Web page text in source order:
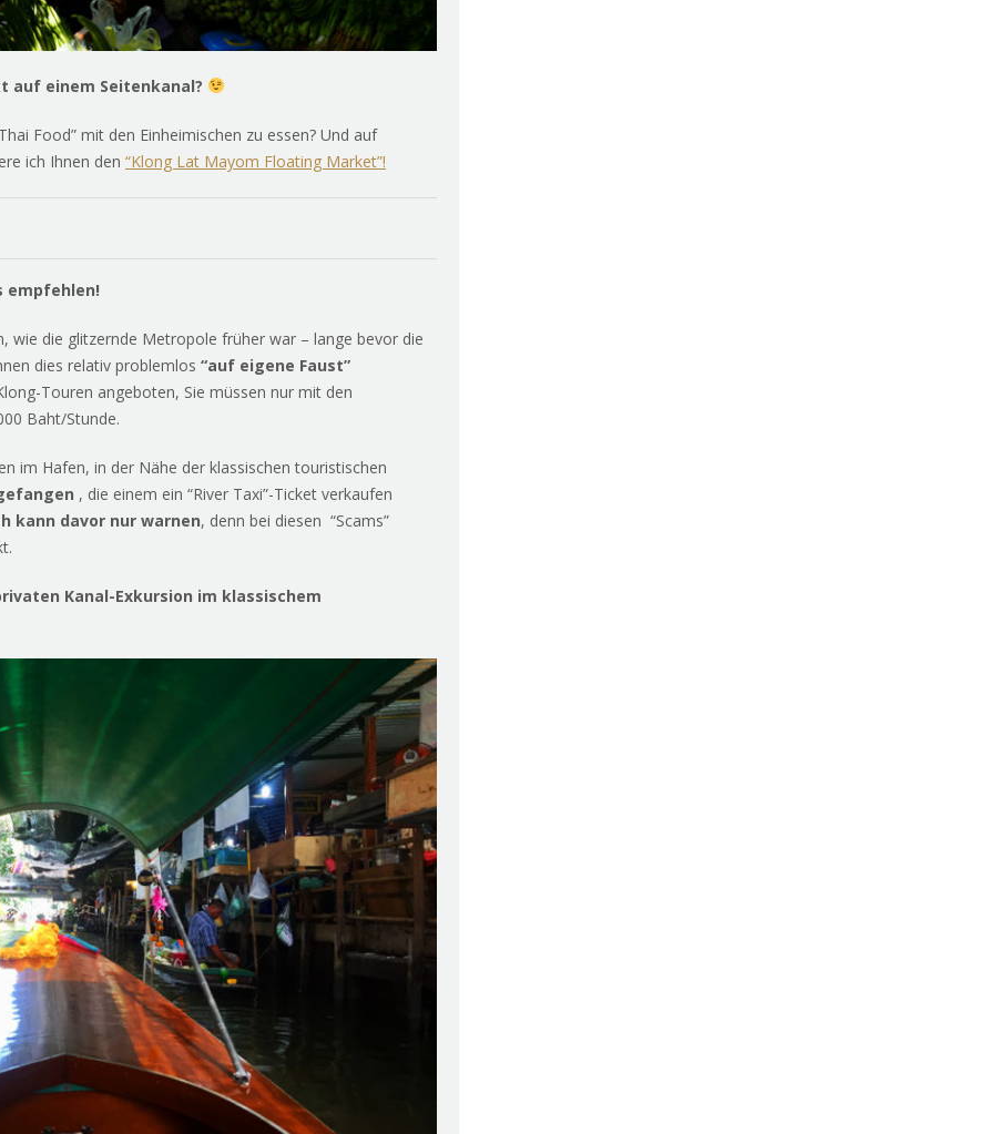
auf einem Seitenkanal?
Food” mit den Einheimischen zu essen? Und auf
ich Ihnen den “Klong Lat Mayom Floating Market”!
empfehlen!
wie die glitzernde Metropole früher war – lange bevor die
dies relativ problemlos “auf eigene Faust”
Touren angeboten, Sie müssen nur mit den
Baht/Stunde.
im Hafen, in der Nähe der klassischen touristischen
, die einem ein “River Taxi”-Ticket verkaufen
kann davor nur warnen, denn bei diesen “Scams”
Kanal-Exkursion im klassischem